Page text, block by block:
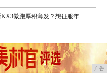
KX3傲跑厚积薄发？想征服年
广告